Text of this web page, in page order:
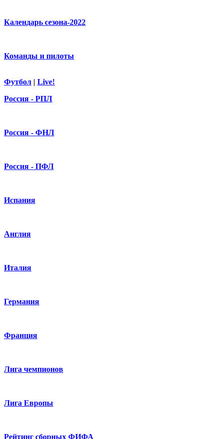
Календарь сезона-2022
Команды и пилоты
Футбол | Live!
Россия - РПЛ
Россия - ФНЛ
Россия - ПФЛ
Испания
Англия
Италия
Германия
Франция
Лига чемпионов
Лига Европы
Рейтинг сборных ФИФА